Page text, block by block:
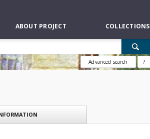
ABOUT PROJECT COLLECTIONS
Advanced search ?